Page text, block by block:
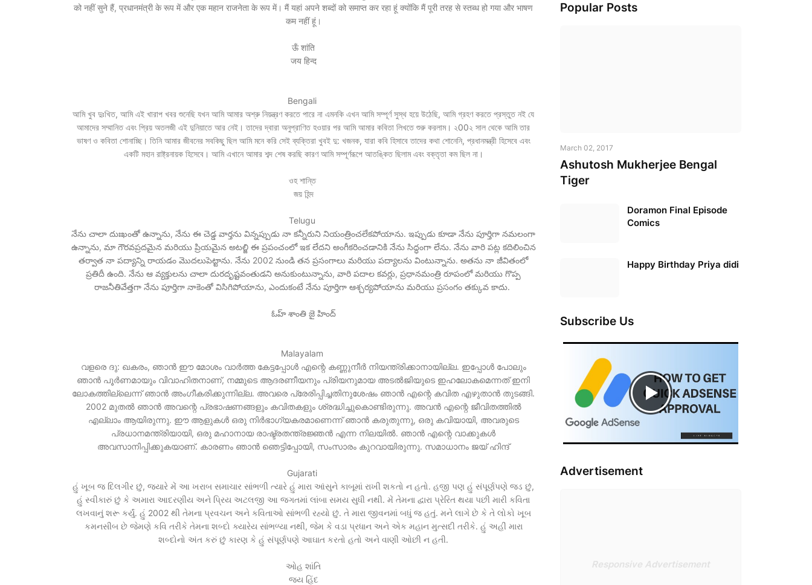
को नहीं सुने हैं, प्रधानमंत्री के रूप में और एक महान राजनेता के रूप में। मैं यहां अपने शब्दों को समाप्त कर रहा हूं क्योंकि मैं पूरी तरह से स्तब्ध हो गया और भाषण
कम नहीं हूं।
ऊँ शांति
जय हिन्द
Bengali
আমি খুব দুঃখিত, আমি এই খারাপ খবর শুনেছি যখন আমি আমার অশ্রু নিয়ন্ত্রণ করতে পারে না এমনকি এখন আমি সম্পূর্ণ সুস্থ হয়ে উঠেছি, আমি গ্রহণ করতে প্রস্তুত নই যে
আমাদের সম্মানিত এবং প্রিয় অতলজী এই দুনিয়াতে আর নেই। তাদের দ্বারা অনুপ্রাণিত হওয়ার পর আমি আমার কবিতা লিখতে শুরু করলাম। ২00২ সাল থেকে আমি তার
ভাষণ ও কবিতা শোনাচ্ছি। তিনি আমার জীবনের সবকিছু ছিল আমি মনে করি সেই ব্যক্তিরা খুবই দু: খজনক, যারা কবি হিসাবে তাদের কথা শোনেনি, প্রধানমন্ত্রী হিসেবে এবং
একটি মহান রাষ্ট্রনায়ক হিসেবে। আমি এখানে আমার শব্দ শেষ করছি কারণ আমি সম্পূর্ণরূপে আতঙ্কিত ছিলাম এবং বক্তৃতা কম ছিল না।
ওহ শান্তি
জয় হিন্দ
Telugu
నేను చాలా దుఃఖంతో ఉన్నాను, నేను ఈ చెడ్డ వార్తను విన్నప్పుడు నా కన్నీరుని నియంత్రించలేకపోయాను. ఇప్పుడు కూడా నేను పూర్తిగా నమలంగా
ఉన్నాను, మా గౌరవప్రదమైన మరియు ప్రియమైన అటల్జి ఈ ప్రపంచంలో ఇక లేదని అంగీకరించడానికి నేను సిద్ధంగా లేను. నేను వారి పట్ల కదిలించిన
తర్వాత నా పద్యాన్ని రాయడం మొదలుపెట్టాను. నేను 2002 నుండి తన ప్రసంగాలు మరియు పద్యాలను వింటున్నాను. అతను నా జీవితంలో
ప్రతిదీ ఉంది. నేను ఆ వ్యక్తులను చాలా దురదృష్టవంతుడని అనుకుంటున్నాను, వారి పదాల కవర్లు, ప్రధానమంత్రి రూపంలో మరియు గొప్ప
రాజనీతివేత్తగా నేను పూర్తిగా నాకెంతో విసిగిపోయాను, ఎందుకంటే నేను పూర్తిగా ఆశ్చర్యపోయాను మరియు ప్రసంగం తక్కువ కాదు.
ఓహ్ శాంతి జై హింద్
Malayalam
വളരെ ദു: ഖകരം, ഞാൻ ഈ മോശം വാർത്ത കേട്ടപ്പോൾ എന്റെ കണ്ണുനീർ നിയന്ത്രിക്കാനായില്ല. ഇപ്പോൾ പോലും
ഞാൻ പൂർണമായും വിവാഹിതനാണ്, നമ്മുടെ ആദരണീയനും പ്രിയനുമായ അടൽജിയുടെ ഇഹലോകമെന്നത് ഇനി
ലോകത്തില്ലെന്ന് ഞാൻ അംഗീകരിക്കുന്നില്ല. അവരെ പ്രേരിപ്പിച്ചതിനുശേഷം ഞാൻ എന്റെ കവിത എഴുതാൻ തുടങ്ങി.
2002 മുതൽ ഞാൻ അവന്റെ പ്രഭാഷണങ്ങളും കവിതകളും ശ്രദ്ധിച്ചുകൊണ്ടിരുന്നു. അവൻ എന്റെ ജീവിതത്തിൽ
എല്ലാം ആയിരുന്നു. ഈ ആളുകൾ ഒരു നിർഭാഗ്യകരമാണെന്ന് ഞാൻ കരുതുന്നു, ഒരു കവിയായി, അവരുടെ
പ്രധാനമന്ത്രിയായി, ഒരു മഹാനായ രാഷ്ട്രതന്ത്രജ്ഞൻ എന്ന നിലയിൽ. ഞാൻ എന്റെ വാക്കുകൾ
അവസാനിപ്പിക്കുകയാണ്. കാരണം ഞാൻ ഞെട്ടിപ്പോയി, സംസാരം കുറവായിരുന്നു. സമാധാനം ജയ് ഹിന്ദ്
Gujarati
હું ખૂબ જ દિલગીર છું, જ્યારે મેં આ ખરાબ સમાચાર સાંભળી ત્યારે હું મારા આંસુને કાબૂમાં રાખી શકતો ન હતો. હજી પણ હું સંપૂર્ણપણે જડ છું,
હું સ્વીકારું છું કે અમારા આદરણીય અને પ્રિય અટલજી આ જગતમાં લાંબા સમય સુધી નથી. મેં તેમના દ્વારા પ્રેરિત થયા પછી મારી કવિતા
લખવાનું શરૂ કર્યું. હું 2002 થી તેમના પ્રવચન અને કવિતાઓ સાંભળી રહ્યો છું. તે મારા જીવનમાં બધું જ હતું. મને લાગે છે કે તે લોકો ખૂબ
કમનસીબ છે જેમણે કવિ તરીકે તેમના શબ્દો ક્યારેય સાંભળ્યા નથી, જેમ કે વડા પ્રધાન અને એક મહાન મુત્સદી તરીકે. હું અહીં મારા
શબ્દોનો અંત કરું છું કારણ કે હું સંપૂર્ણપણે આઘાત કરતો હતો અને વાણી ઓછી ન હતી.
ઓહ શાંતિ
જય હિંદ
Popular Posts
March 02, 2017
Ashutosh Mukherjee Bengal
Tiger
Doramon Final Episode
Comics
Happy Birthday Priya didi
Subscribe Us
Advertisement
Responsive Advertisement